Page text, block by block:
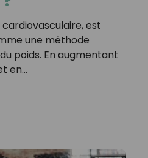
est
une méthode
poids. En augmentant
en…